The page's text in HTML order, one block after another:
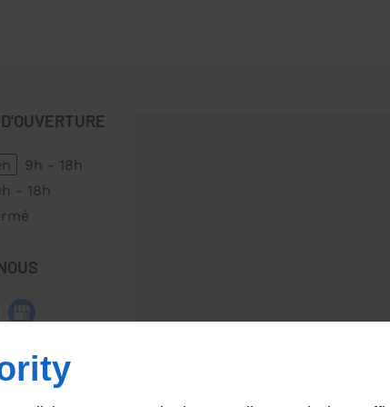
9h - 18h
- 18h